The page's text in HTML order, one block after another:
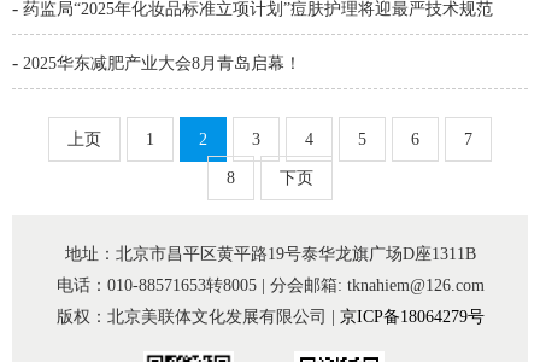
- 药监局“2025年化妆品标准立项计划”痘肤护理将迎最严技术规范
- 2025华东减肥产业大会8月青岛启幕！
上页 1 2 3 4 5 6 7
8 下页
地址：北京市昌平区黄平路19号泰华龙旗广场D座1311B
电话：010-88571653转8005 | 分会邮箱: tknahiem@126.com
版权：北京美联体文化发展有限公司 | 京ICP备18064279号